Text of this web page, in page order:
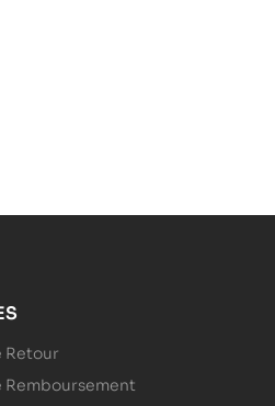
Retour
Remboursement